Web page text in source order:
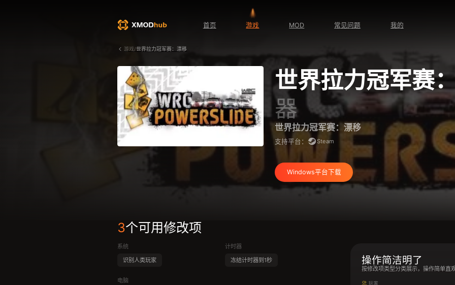
首页 游戏 MOD 常见问题 我的
游戏/世界拉力冠军赛：漂移
世界拉力冠军赛
器
世界拉力冠军赛：漂移
支持平台： Steam
Windows平台下载
3个可用修改项
系统
识别人类玩家
电脑
计时器
冻结计时器到1秒
操作简洁明了
按修改项类型分类展示，操作简单直